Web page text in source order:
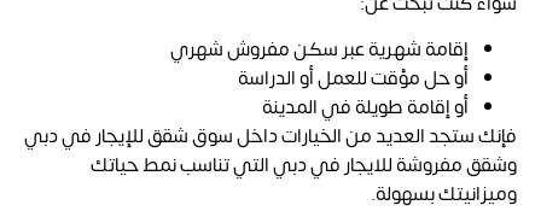
إقامة شهرية عبر سكن مفروش شهري
أو حل مؤقت للعمل أو الدراسة
أو إقامة طويلة في المدينة
فإنك ستجد العديد من الخيارات داخل سوق شقق للإيجار في دبي
وشقق مفروشة للايجار في دبي التي تناسب نمط حياتك
وميزانيتك بسهولة.